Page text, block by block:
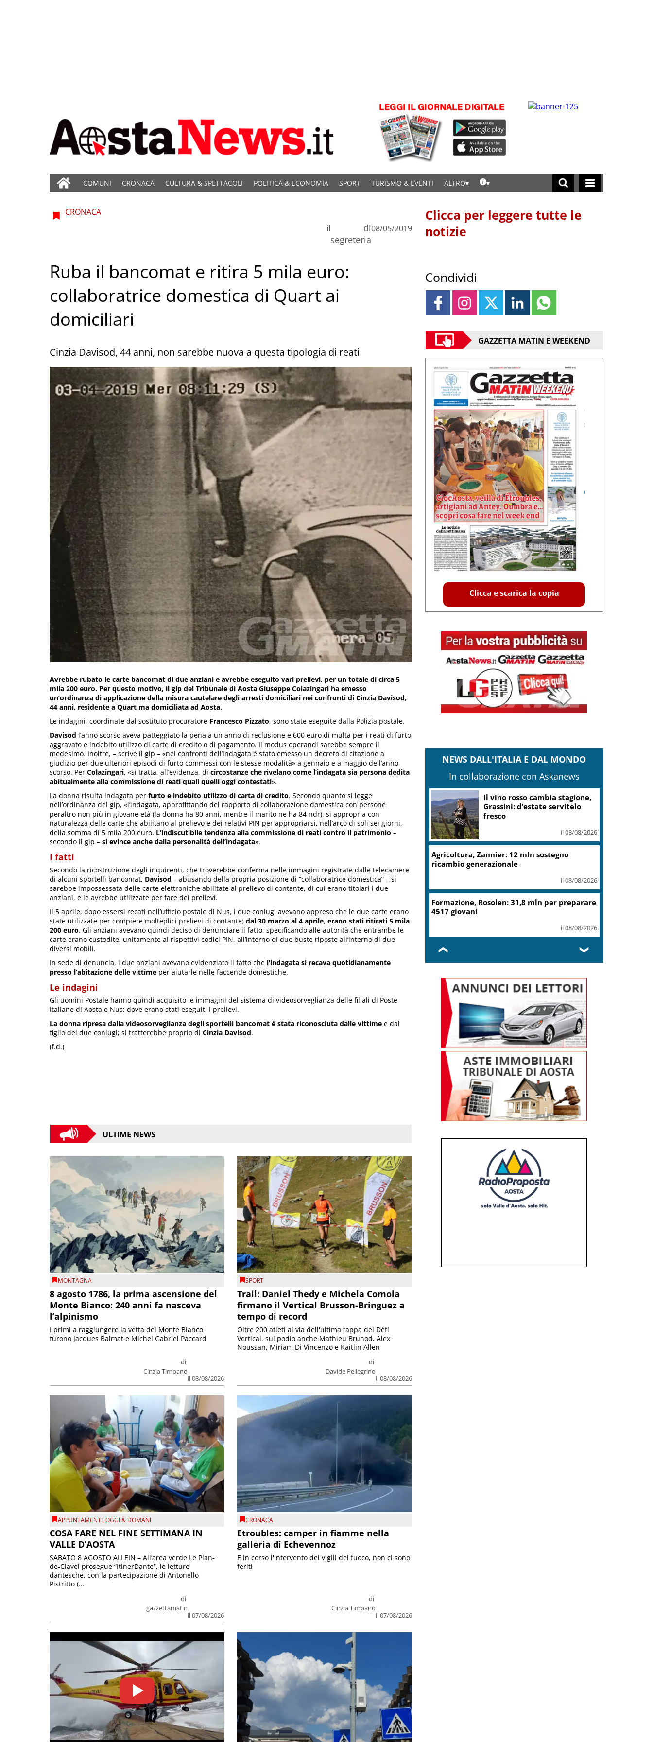
COMUNI CRONACA CULTURA & SPETTACOLI POLITICA & ECONOMIA SPORT TURISMO & EVENTI ALTRO
CRONACA
di
segreteria
il 08/05/2019
Ruba il bancomat e ritira 5 mila euro:
collaboratrice domestica di Quart ai
domiciliari
Cinzia Davisod, 44 anni, non sarebbe nuova a questa tipologia di reati
Avrebbe rubato le carte bancomat di due anziani e avrebbe eseguito vari prelievi, per un totale di circa 5
mila 200 euro. Per questo motivo, il gip del Tribunale di Aosta Giuseppe Colazingari ha emesso
un’ordinanza di applicazione della misura cautelare degli arresti domiciliari nei confronti di Cinzia Davisod,
44 anni, residente a Quart ma domiciliata ad Aosta.
Le indagini, coordinate dal sostituto procuratore Francesco Pizzato, sono state eseguite dalla Polizia postale.
Davisod l’anno scorso aveva patteggiato la pena a un anno di reclusione e 600 euro di multa per i reati di furto
aggravato e indebito utilizzo di carte di credito o di pagamento. Il modus operandi sarebbe sempre il
medesimo. Inoltre, – scrive il gip – «nei confronti dell’indagata è stato emesso un decreto di citazione a
giudizio per due ulteriori episodi di furto commessi con le stesse modalità» a gennaio e a maggio dell’anno
scorso. Per Colazingari, «si tratta, all’evidenza, di circostanze che rivelano come l’indagata sia persona dedita
abitualmente alla commissione di reati quali quelli oggi contestati».
La donna risulta indagata per furto e indebito utilizzo di carta di credito. Secondo quanto si legge
nell’ordinanza del gip, «l’indagata, approfittando del rapporto di collaborazione domestica con persone
peraltro non più in giovane età (la donna ha 80 anni, mentre il marito ne ha 84 ndr), si appropria con
naturalezza delle carte che abilitano al prelievo e dei relativi PIN per appropriarsi, nell’arco di soli sei giorni,
della somma di 5 mila 200 euro. L’indiscutibile tendenza alla commissione di reati contro il patrimonio –
secondo il gip – si evince anche dalla personalità dell’indagata».
I fatti
Secondo la ricostruzione degli inquirenti, che troverebbe conferma nelle immagini registrate dalle telecamere
di alcuni sportelli bancomat, Davisod – abusando della propria posizione di “collaboratrice domestica” – si
sarebbe impossessata delle carte elettroniche abilitate al prelievo di contante, di cui erano titolari i due
anziani, e le avrebbe utilizzate per fare dei prelievi.
Il 5 aprile, dopo essersi recati nell’ufficio postale di Nus, i due coniugi avevano appreso che le due carte erano
state utilizzate per compiere molteplici prelievi di contante; dal 30 marzo al 4 aprile, erano stati ritirati 5 mila
200 euro. Gli anziani avevano quindi deciso di denunciare il fatto, specificando alle autorità che entrambe le
carte erano custodite, unitamente ai rispettivi codici PIN, all’interno di due buste riposte all’interno di due
diversi mobili.
In sede di denuncia, i due anziani avevano evidenziato il fatto che l’indagata si recava quotidianamente
presso l’abitazione delle vittime per aiutarle nelle faccende domestiche.
Le indagini
Gli uomini Postale hanno quindi acquisito le immagini del sistema di videosorveglianza delle filiali di Poste
italiane di Aosta e Nus; dove erano stati eseguiti i prelievi.
La donna ripresa dalla videosorveglianza degli sportelli bancomat è stata riconosciuta dalle vittime e dal
figlio dei due coniugi; si tratterebbe proprio di Cinzia Davisod.
(f.d.)
ULTIME NEWS
MONTAGNA
8 agosto 1786, la prima ascensione del
Monte Bianco: 240 anni fa nasceva
l’alpinismo
di
Cinzia Timpano
il 08/08/2026
I primi a raggiungere la vetta del Monte Bianco
furono Jacques Balmat e Michel Gabriel Paccard
SPORT
Trail: Daniel Thedy e Michela Comola
firmano il Vertical Brusson-Bringuez a
tempo di record
di
Davide Pellegrino
il 08/08/2026
Oltre 200 atleti al via dell'ultima tappa del Défì
Vertical, sul podio anche Mathieu Brunod, Alex
Noussan, Miriam Di Vincenzo e Kaitlin Allen
APPUNTAMENTI,OGGI & DOMANI
COSA FARE NEL FINE SETTIMANA IN
VALLE D’AOSTA
di
gazzettamatin
il 07/08/2026
SABATO 8 AGOSTO ALLEIN – All’area verde Le Plan-
de-Clavel prosegue “ItinerDante”, le letture
dantesche, con la partecipazione di Antonello
Pistritto (...
CRONACA
Etroubles: camper in fiamme nella
galleria di Echevennoz
di
Cinzia Timpano
il 07/08/2026
E in corso l'intervento dei vigili del fuoco, non ci sono
feriti
Clicca per leggere tutte le
notizie
Condividi
GAZZETTA MATIN E WEEKEND
Clicca e scarica la copia
NEWS DALL'ITALIA E DAL MONDO
In collaborazione con Askanews
Il vino rosso cambia stagione,
Grassini: d’estate servitelo
fresco
il 08/08/2026
Agricoltura, Zannier: 12 mln sostegno
ricambio generazionale
il 08/08/2026
Formazione, Rosolen: 31,8 mln per preparare
4517 giovani
il 08/08/2026
❮ ❯